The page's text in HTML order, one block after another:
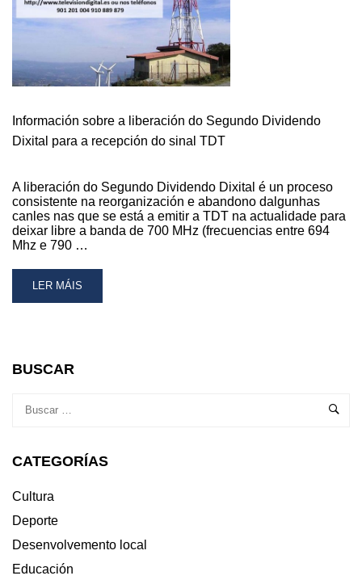
Información sobre a liberación do Segundo Dividendo
Dixital para a recepción do sinal TDT
A liberación do Segundo Dividendo Dixital é un proceso
consistente na reorganización e abandono dalgunhas
canles nas que se está a emitir a TDT na actualidade para
deixar libre a banda de 700 MHz (frecuencias entre 694
Mhz e 790 …
READ
MORE
A
SEGUNDO
PARA
RECEPCIÓN
SINAL
TDT
LER MÁIS
BUSCAR
CATEGORÍAS
Cultura
Deporte
Desenvolvemento local
Educación